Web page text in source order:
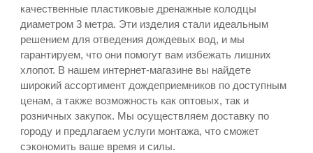
качественные пластиковые дренажные колодцы
диаметром 3 метра. Эти изделия стали идеальным
решением для отведения дождевых вод, и мы
гарантируем, что они помогут вам избежать лишних
хлопот. В нашем интернет-магазине вы найдете
широкий ассортимент дождеприемников по доступным
ценам, а также возможность как оптовых, так и
розничных закупок. Мы осуществляем доставку по
городу и предлагаем услуги монтажа, что сможет
сэкономить ваше время и силы.